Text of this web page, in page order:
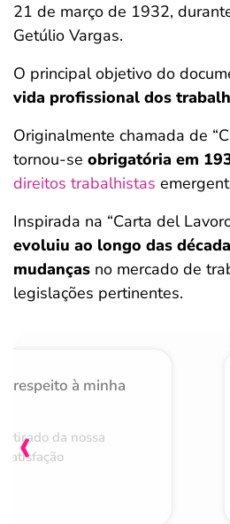
21 de março de 1932,
Getúlio Vargas.
O principal objetivo do
vida profissional dos
Originalmente chamada de
tornou-se obrigatória em
direitos trabalhistas
Inspirada na “Carta del
evoluiu ao longo das
mudanças no mercado de
legislações pertinentes.
respeito à minha
da nossa
‹